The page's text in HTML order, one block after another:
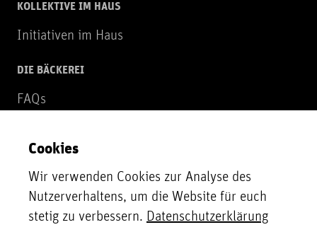
KOLLEKTIVE IM HAUS
Initiativen im Haus
DIE BÄCKEREI
FAQs
NEWSLETTER
Zur Newsletter Anmeldung
UNTERSTÜTZER*INNEN
Cookies
Wir verwenden Cookies zur Analyse des
Nutzerverhaltens, um die Website für euch
stetig zu verbessern. Datenschutzerklärung